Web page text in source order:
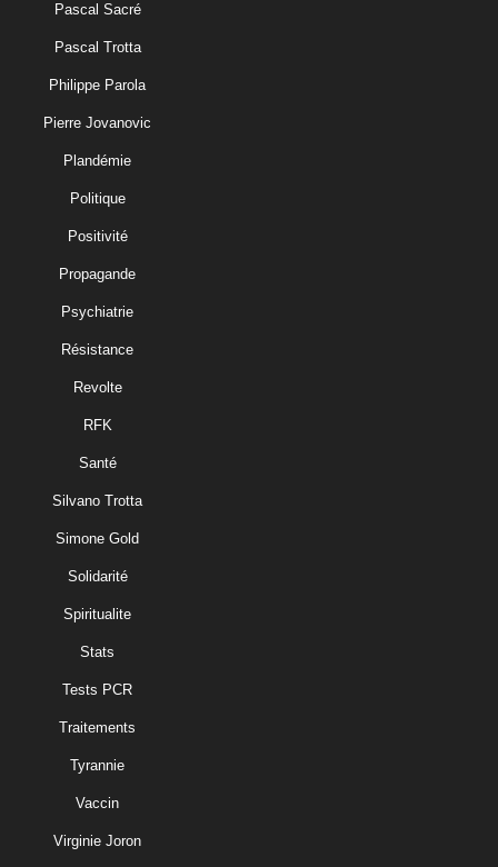
Pascal Sacré
Pascal Trotta
Philippe Parola
Pierre Jovanovic
Plandémie
Politique
Positivité
Propagande
Psychiatrie
Résistance
Revolte
RFK
Santé
Silvano Trotta
Simone Gold
Solidarité
Spiritualite
Stats
Tests PCR
Traitements
Tyrannie
Vaccin
Virginie Joron